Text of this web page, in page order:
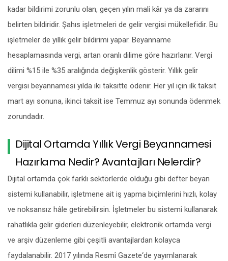
kadar bildirimi zorunlu olan, geçen yılın mali kâr ya da zararını
belirten bildiridir. Şahıs işletmeleri de gelir vergisi mükellefidir. Bu
işletmeler de yıllık gelir bildirimi yapar. Beyanname
hesaplamasında vergi, artan oranlı dilime göre hazırlanır. Vergi
dilimi %15 ile %35 aralığında değişkenlik gösterir. Yıllık gelir
vergisi beyannamesi yılda iki taksitte ödenir. Her yıl için ilk taksit
mart ayı sonuna, ikinci taksit ise Temmuz ayı sonunda ödenmek
zorundadır.
Dijital Ortamda Yıllık Vergi Beyannamesi
Hazırlama Nedir? Avantajları Nelerdir?
Dijital ortamda çok farklı sektörlerde olduğu gibi defter beyan
sistemi kullanabilir, işletmene ait iş yapma biçimlerini hızlı, kolay
ve noksansız hâle getirebilirsin. İşletmeler bu sistemi kullanarak
rahatlıkla gelir giderleri düzenleyebilir, elektronik ortamda vergi
ve arşiv düzenleme gibi çeşitli avantajlardan kolayca
faydalanabilir. 2017 yılında Resmî Gazete‘de yayımlanarak